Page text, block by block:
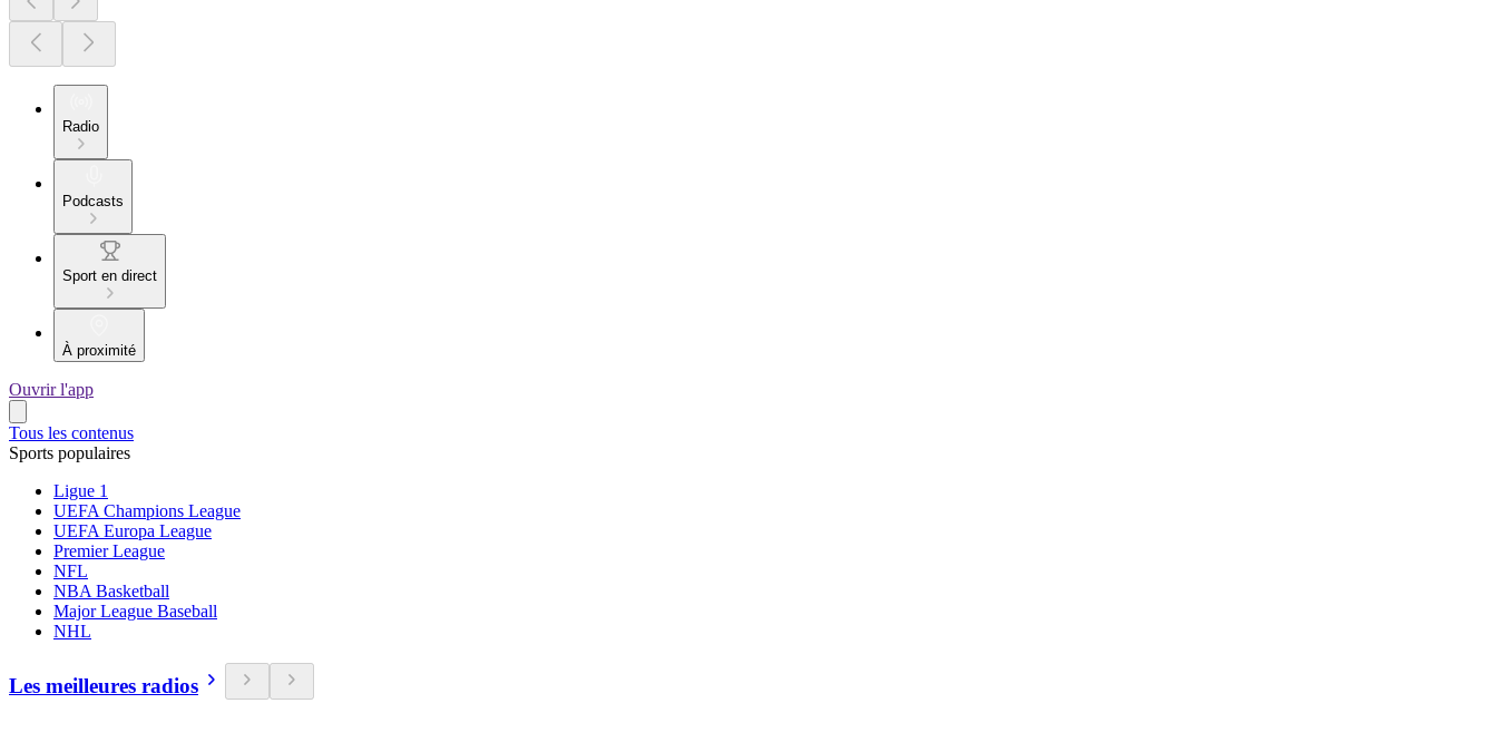
Radio
Podcasts
Sport en direct
À proximité
Ouvrir l'app
Tous les contenus
Sports populaires
Ligue 1
UEFA Champions League
UEFA Europa League
Premier League
NFL
NBA Basketball
Major League Baseball
NHL
Les meilleures radios